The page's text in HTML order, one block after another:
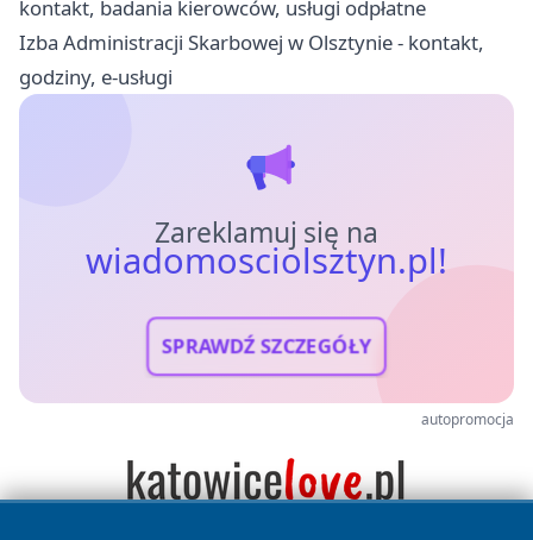
kontakt, badania kierowców, usługi odpłatne
Izba Administracji Skarbowej w Olsztynie - kontakt,
godziny, e-usługi
Zareklamuj się na
wiadomosciolsztyn.pl!
SPRAWDŹ SZCZEGÓŁY
autopromocja